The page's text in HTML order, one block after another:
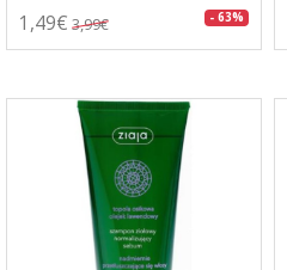
1,49€ 3,99€ - 63%